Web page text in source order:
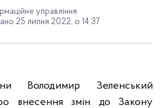
управління
25 липня 2022, о 14:37
Володимир Зеленський
внесення змін до Закону